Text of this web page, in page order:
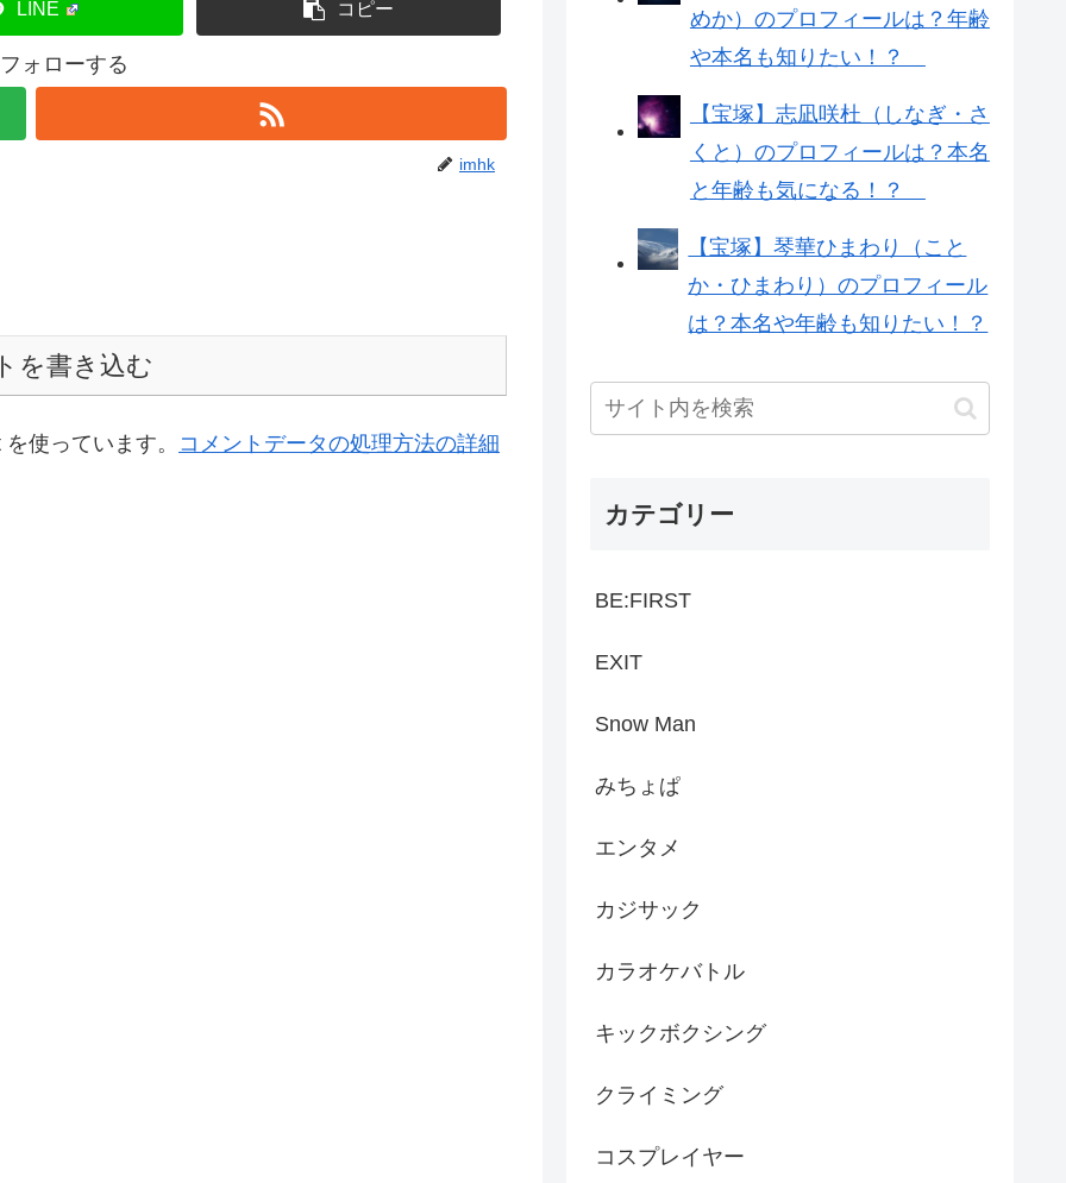
LINE コピー
ォローする
imhk
を書き込む
使っています。 コメントデータの処理方法の詳細
めか）のプロフィールは？年齢
や本名も知りたい！？
【宝塚】志凪咲杜（しなぎ・さ
くと）のプロフィールは？本名
と年齢も気になる！？
【宝塚】琴華ひまわり（こと
か・ひまわり）のプロフィール
は？本名や年齢も知りたい！？
カテゴリー
BE:FIRST
EXIT
Snow Man
みちょぱ
エンタメ
カジサック
カラオケバトル
キックボクシング
クライミング
コスプレイヤー